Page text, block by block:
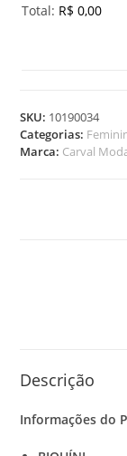
Total: R$ 0,00
s
.
R
$
0
SKU: 10190034
Categorias:
Marca: Carval
Descrição
Informações do